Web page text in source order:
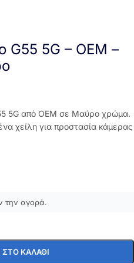
5G – OEM –
5G από OEM σε Μαύρο χρώμα.
χείλη για προστασία κάμερας
την αγορά.
ΚΑΛΆΘΙ